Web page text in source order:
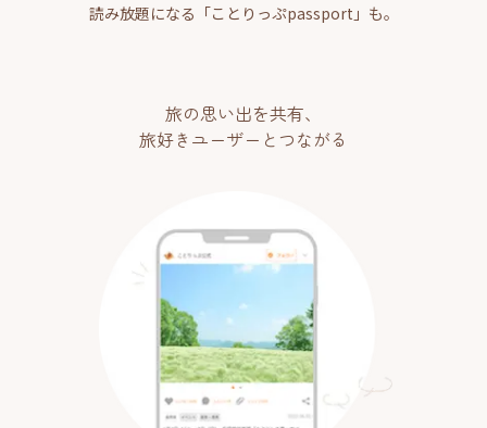
読み放題になる「ことりっぷpassport」も。
旅の思い出を共有、
旅好きユーザーとつながる